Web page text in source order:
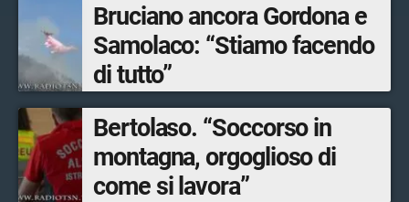
Bruciano ancora Gordona e
Samolaco: “Stiamo facendo
di tutto”
Bertolaso. “Soccorso in
montagna, orgoglioso di
come si lavora”